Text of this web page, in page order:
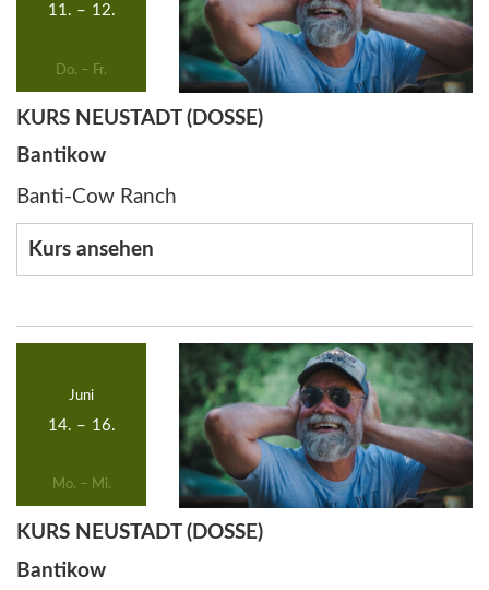
11. – 12.
Do. – Fr.
KURS NEUSTADT (DOSSE)
Bantikow
Banti-Cow Ranch
Kurs ansehen
14. – 16.
Juni
Mo. – Mi.
KURS NEUSTADT (DOSSE)
Bantikow